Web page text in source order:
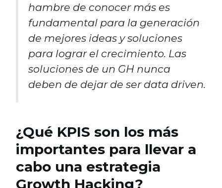
hambre de conocer más es
fundamental para la generación
de mejores ideas y soluciones
para lograr el crecimiento. Las
soluciones de un GH nunca
deben de dejar de ser data driven.
¿Qué KPIS son los más
importantes para llevar a
cabo una estrategia
Growth Hacking?